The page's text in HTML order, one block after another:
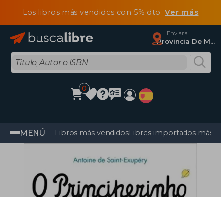
Los libros más vendidos con 5% dtoVer más
Enviar a
Provincia De Madrid
0
MENÚ Libros más vendidosLibros importados más